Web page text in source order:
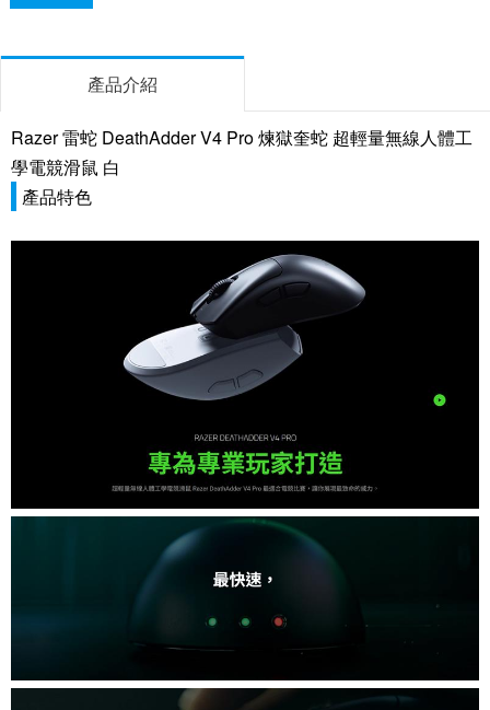
產品介紹
Razer 雷蛇 DeathAdder V4 Pro 煉獄奎蛇 超輕量無線人體工
學電競滑鼠 白
產品特色